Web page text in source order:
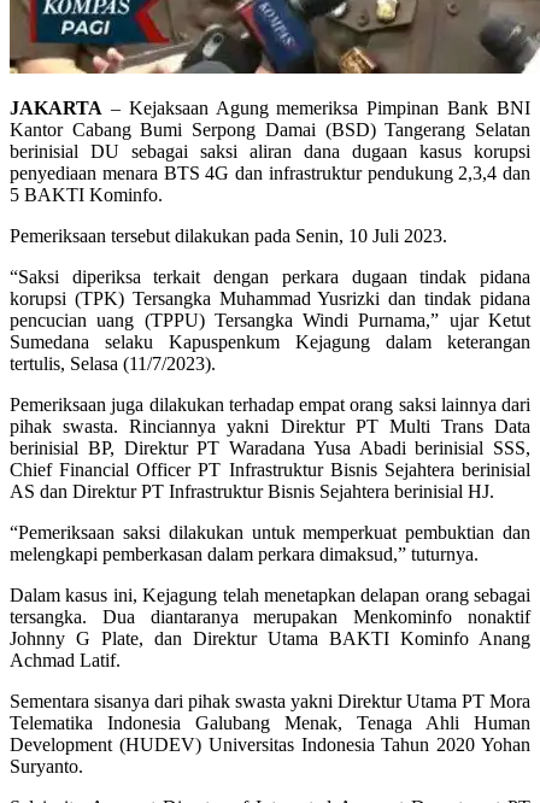
JAKARTA – Kejaksaan Agung memeriksa Pimpinan Bank BNI
Kantor Cabang Bumi Serpong Damai (BSD) Tangerang Selatan
berinisial DU sebagai saksi aliran dana dugaan kasus korupsi
penyediaan menara BTS 4G dan infrastruktur pendukung 2,3,4 dan
5 BAKTI Kominfo.
Pemeriksaan tersebut dilakukan pada Senin, 10 Juli 2023.
“Saksi diperiksa terkait dengan perkara dugaan tindak pidana
korupsi (TPK) Tersangka Muhammad Yusrizki dan tindak pidana
pencucian uang (TPPU) Tersangka Windi Purnama,” ujar Ketut
Sumedana selaku Kapuspenkum Kejagung dalam keterangan
tertulis, Selasa (11/7/2023).
Pemeriksaan juga dilakukan terhadap empat orang saksi lainnya dari
pihak swasta. Rinciannya yakni Direktur PT Multi Trans Data
berinisial BP, Direktur PT Waradana Yusa Abadi berinisial SSS,
Chief Financial Officer PT Infrastruktur Bisnis Sejahtera berinisial
AS dan Direktur PT Infrastruktur Bisnis Sejahtera berinisial HJ.
“Pemeriksaan saksi dilakukan untuk memperkuat pembuktian dan
melengkapi pemberkasan dalam perkara dimaksud,” tuturnya.
Dalam kasus ini, Kejagung telah menetapkan delapan orang sebagai
tersangka. Dua diantaranya merupakan Menkominfo nonaktif
Johnny G Plate, dan Direktur Utama BAKTI Kominfo Anang
Achmad Latif.
Sementara sisanya dari pihak swasta yakni Direktur Utama PT Mora
Telematika Indonesia Galubang Menak, Tenaga Ahli Human
Development (HUDEV) Universitas Indonesia Tahun 2020 Yohan
Suryanto.